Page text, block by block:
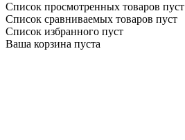
Список просмотренных товаров пуст
Список сравниваемых товаров пуст
Список избранного пуст
Ваша корзина пуста